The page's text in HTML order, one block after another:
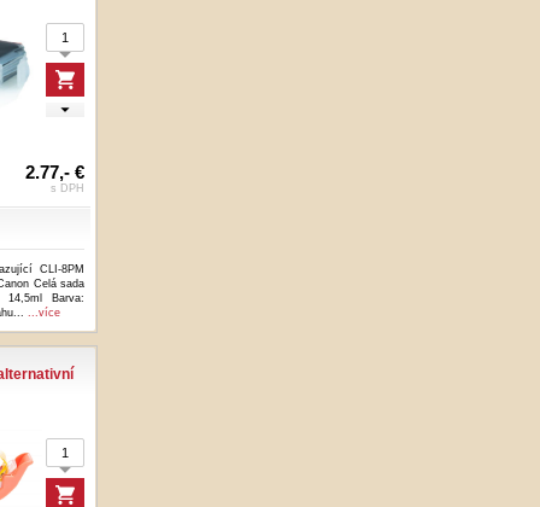
2.77,- €
s DPH
CLI-8PM
Celá sada
14,5ml Barva:
...více